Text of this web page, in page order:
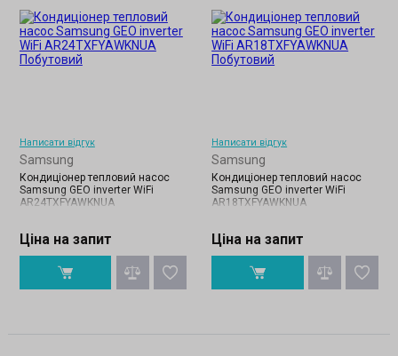
Написати відгук
Samsung
Кондиціонер тепловий насос
Samsung GEO inverter WiFi
AR24TXFYAWKNUA
Ціна на запит
Написати відгук
Samsung
Кондиціонер тепловий насос
Samsung GEO inverter WiFi
AR18TXFYAWKNUA
Ціна на запит